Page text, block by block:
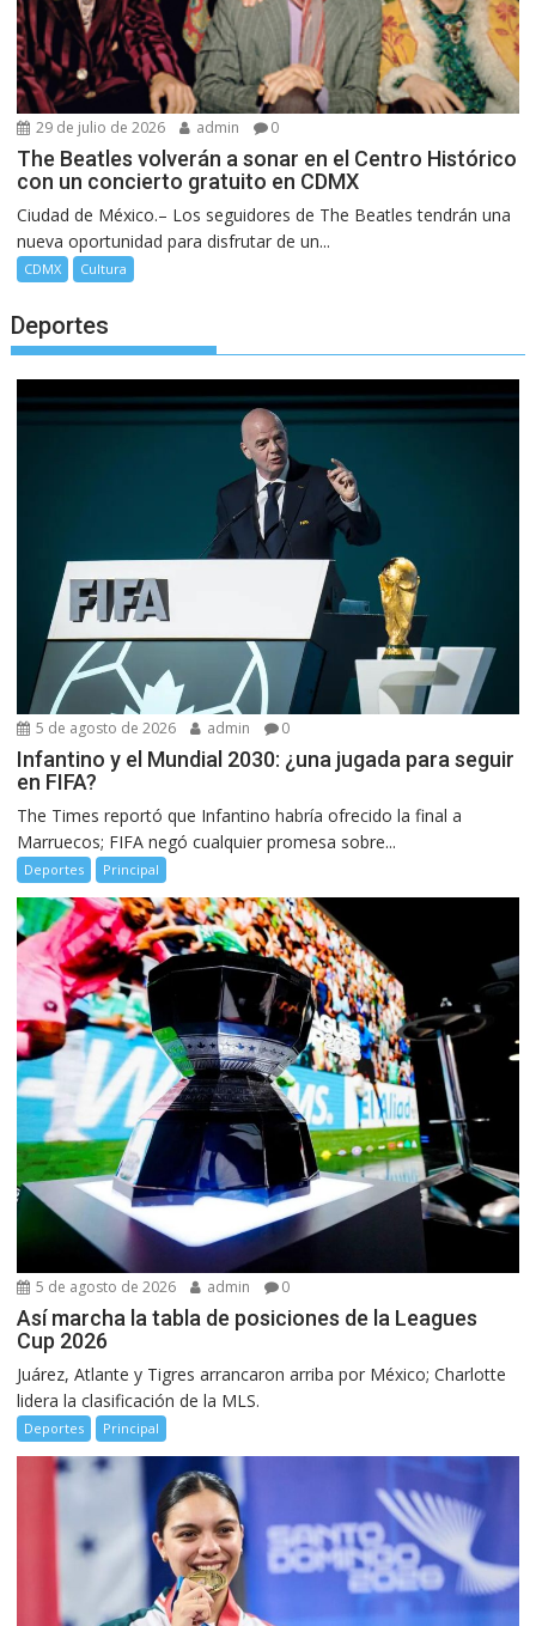
29 de julio de 2026 admin 0
The Beatles volverán a sonar en el Centro Histórico
con un concierto gratuito en CDMX
Ciudad de México.– Los seguidores de The Beatles tendrán una
nueva oportunidad para disfrutar de un...
CDMX Cultura
Deportes
5 de agosto de 2026 admin 0
Infantino y el Mundial 2030: ¿una jugada para seguir
en FIFA?
The Times reportó que Infantino habría ofrecido la final a
Marruecos; FIFA negó cualquier promesa sobre...
Deportes Principal
5 de agosto de 2026 admin 0
Así marcha la tabla de posiciones de la Leagues
Cup 2026
Juárez, Atlante y Tigres arrancaron arriba por México; Charlotte
lidera la clasificación de la MLS.
Deportes Principal